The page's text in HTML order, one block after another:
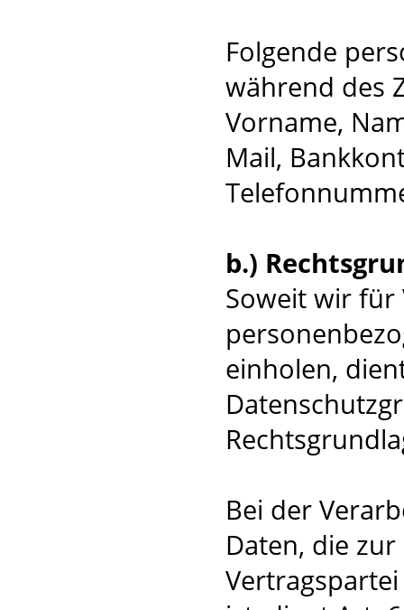
Folgende
während des
Vorname,
Mail,
b.)
Soweit wir für
einholen,
Bei der
Daten, die